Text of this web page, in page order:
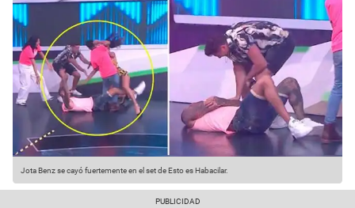
Jota Benz se cayó fuertemente en el set de Esto es Habacilar.